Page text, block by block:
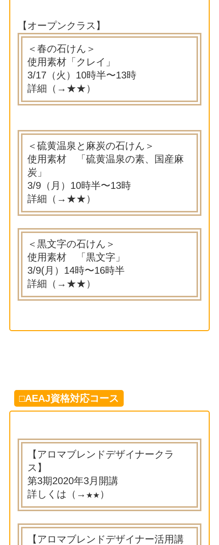
【オープンクラス】
＜春の石けん＞
使用素材「クレイ」
3/17（火）10時半〜13時
詳細（→ ★★）
＜硫黄温泉と麻炭の石けん＞
使用素材 「硫黄温泉の素、国産麻
炭」
3/9（月）10時半〜13時
詳細（→ ★★）
＜黒文字の石けん＞
使用素材 「黒文字」
3/9(月）14時〜16時半
詳細（→ ★★）
□AEAJ資格対応コース
【アロマブレンドデザイナークラ
ス】
第3期2020年3月開講
詳しくは（→ ★★ ）
【アロマブレンドデザイナー活用講